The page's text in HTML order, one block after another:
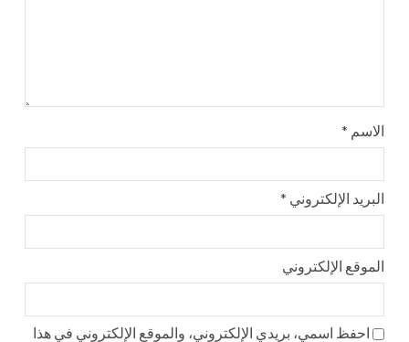
الاسم *
البريد الإلكتروني *
الموقع الإلكتروني
احفظ اسمي، بريدي الإلكتروني، والموقع الإلكتروني في هذا